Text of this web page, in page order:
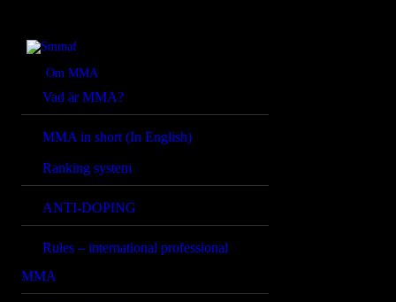
Om MMA
Vad är MMA?
MMA in short (In English)
Ranking system
ANTI-DOPING
Rules – international professional
MMA
NYHETER
REGELVERK
KOMMANDE
EVENEMANG
FÖRBUNDET